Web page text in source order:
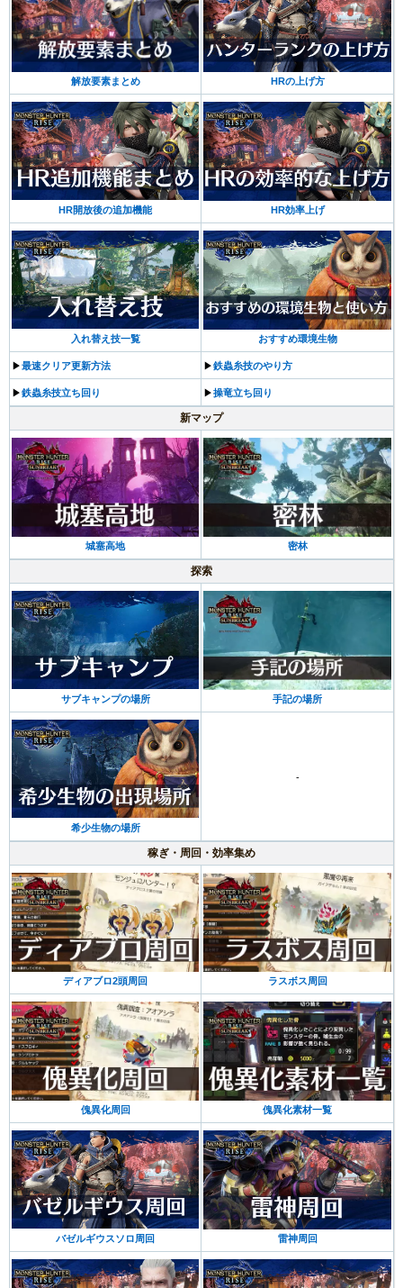
解放要素まとめ HRの上げ方
HR開放後の追加機能 HR効率上げ
入れ替え技一覧 おすすめ環境生物
▶︎最速クリア更新方法 ▶︎鉄蟲糸技のやり方
▶︎鉄蟲糸技立ち回り ▶︎操竜立ち回り
新マップ
城塞高地 密林
探索
サブキャンプの場所 手記の場所
希少生物の場所
-
稼ぎ・周回・効率集め
ディアブロ2頭周回 ラスボス周回
傀異化周回 傀異化素材一覧
バゼルギウスソロ周回 雷神周回